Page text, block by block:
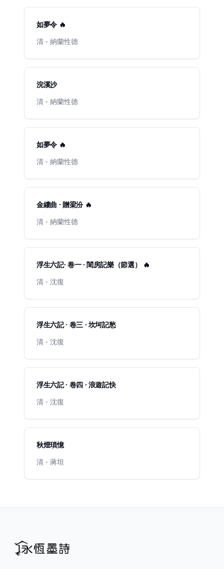
如夢令 🔥
清 - 納蘭性德
浣溪沙
清 - 納蘭性德
如夢令 🔥
清 - 納蘭性德
金縷曲 · 贈梁汾 🔥
清 - 納蘭性德
浮生六記· 卷一 · 閨房記樂（節選） 🔥
清 - 沈復
浮生六記 · 卷三 · 坎坷記愁
清 - 沈復
浮生六記 · 卷四 · 浪遊記快
清 - 沈復
秋燈瑣憶
清 - 蔣坦